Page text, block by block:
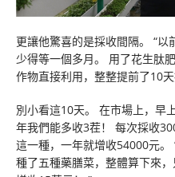
更讓他驚喜的是採收間隔。 “
少得等一個多月。 用了花生肽
作物直接利用，整整提前了10
別小看這10天。 在市場上，早
年我們能多收3茬！ 每次採收
這一種，一年就增收54000元。
種了五種藥膳菜，整體算下來